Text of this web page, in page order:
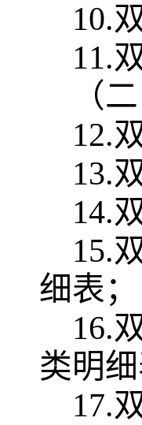
10.
11.
（二
12.
13.
14.
15.
细表；
16.
类明细
17.